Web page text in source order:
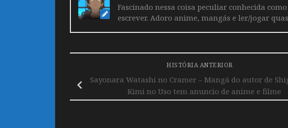
Fascinado nessa coisa peculiar conhecida
escrever. Adoro anime, mangás e ler/jogar
HISTÓRIA ANTERIOR
Sayonara Watashi no Cramer – Mangá do autor de
Kimi no Uso tem anuncio de anime e filme